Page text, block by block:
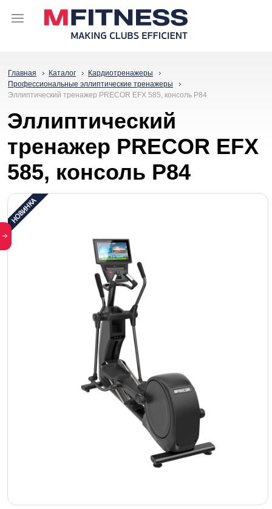
Главная Каталог
Кардиотренажеры
Профессиональные эллиптические тренажеры
Эллиптический тренажер PRECOR EFX 585, консоль P84
Эллиптический
тренажер PRECOR EFX
585, консоль P84